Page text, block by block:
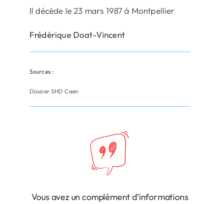
Il décède le 23 mars 1987 à Montpellier
Frédérique Doat-Vincent
Sources :
Dossier SHD Caen
Vous avez un complément d’informations